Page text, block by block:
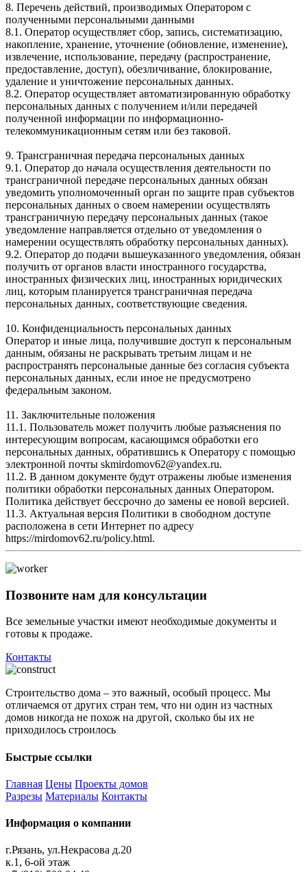
8. Перечень действий, производимых Оператором с
полученными персональными данными
8.1. Оператор осуществляет сбор, запись, систематизацию,
накопление, хранение, уточнение (обновление, изменение),
извлечение, использование, передачу (распространение,
предоставление, доступ), обезличивание, блокирование,
удаление и уничтожение персональных данных.
8.2. Оператор осуществляет автоматизированную обработку
персональных данных с получением и/или передачей
полученной информации по информационно-
телекоммуникационным сетям или без таковой.
9. Трансграничная передача персональных данных
9.1. Оператор до начала осуществления деятельности по
трансграничной передаче персональных данных обязан
уведомить уполномоченный орган по защите прав субъектов
персональных данных о своем намерении осуществлять
трансграничную передачу персональных данных (такое
уведомление направляется отдельно от уведомления о
намерении осуществлять обработку персональных данных).
9.2. Оператор до подачи вышеуказанного уведомления, обязан
получить от органов власти иностранного государства,
иностранных физических лиц, иностранных юридических
лиц, которым планируется трансграничная передача
персональных данных, соответствующие сведения.
10. Конфиденциальность персональных данных
Оператор и иные лица, получившие доступ к персональным
данным, обязаны не раскрывать третьим лицам и не
распространять персональные данные без согласия субъекта
персональных данных, если иное не предусмотрено
федеральным законом.
11. Заключительные положения
11.1. Пользователь может получить любые разъяснения по
интересующим вопросам, касающимся обработки его
персональных данных, обратившись к Оператору с помощью
электронной почты skmirdomov62@yandex.ru.
11.2. В данном документе будут отражены любые изменения
политики обработки персональных данных Оператором.
Политика действует бессрочно до замены ее новой версией.
11.3. Актуальная версия Политики в свободном доступе
расположена в сети Интернет по адресу
https://mirdomov62.ru/policy.html.
Позвоните нам для консультации
Все земельные участки имеют необходимые документы и
готовы к продаже.
Контакты
Строительство дома – это важный, особый процесс. Мы
отличаемся от других стран тем, что ни один из частных
домов никогда не похож на другой, сколько бы их не
приходилось строилось
Быстрые ссылки
Главная Цены Проекты домов
Разрезы Материалы Контакты
Информация о компании
г.Рязань, ул.Некрасова д.20
к.1, 6-ой этаж